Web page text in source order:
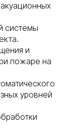
системы
и
пожаре на
уровней